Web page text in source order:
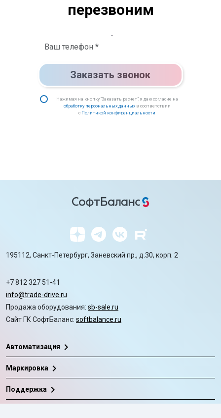
перезвоним
Заказать звонок
Нажимая на кнопку “Заказать расчет”, я даю согласие на
обработку персональных данныхв соответствии
с Политикой конфиденциальности
195112, Санкт-Петербург, Заневский пр., д.30, корп. 2
+7 812 327 51-41
info@trade-drive.ru
Продажа оборудования: sb-sale.ru
Сайт ГК СофтБаланс: softbalance.ru
Автоматизация chevron_right
Маркировка chevron_right
Поддержка chevron_right